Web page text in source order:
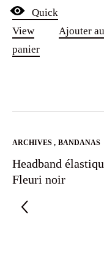
Quick
View
Ajouter au
panier
ARCHIVES , BANDANAS
Headband
Fleuri noir